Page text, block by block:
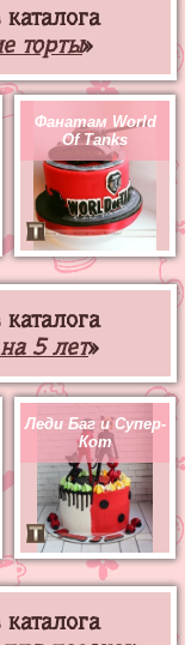
торты»
Фанатам World
Of Tanks
5 лет»
Леди Баг и Супер-
Кот